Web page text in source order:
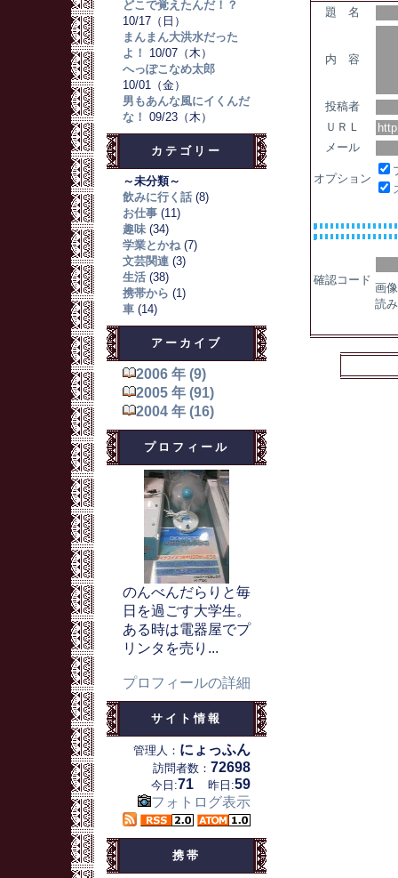
どこで覚えたんだ！？
10/17（日）
まんまん大洪水だった
よ！
10/07（木）
へっぽこなめ太郎
10/01（金）
男もあんな風にイくんだ
な！ 09/23（木）
カテゴリー
～未分類～
飲みに行く話 (8)
お仕事 (11)
趣味 (34)
学業とかね (7)
文芸関連 (3)
生活 (38)
携帯から (1)
車 (14)
アーカイブ
2006 年 (9)
2005 年 (91)
2004 年 (16)
プロフィール
のんべんだらりと毎
日を過ごす大学生。
ある時は電器屋でプ
リンタを売り...
プロフィールの詳細
サイト情報
管理人： にょっふん
訪問者数： 72698
今日:71 昨日:59
フォトログ表示
携帯
題 名
内 容
投稿者
ＵＲＬ
メール
オプション
確認コード
画
読